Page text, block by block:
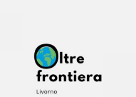
PROGETTO OLTREFRONTIERA